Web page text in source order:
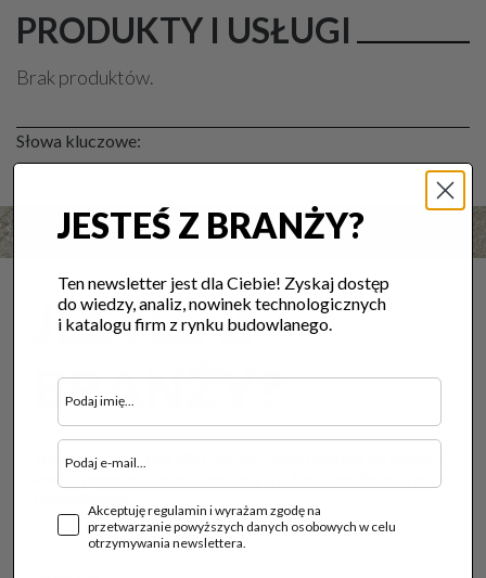
PRODUKTY I USŁUGI
Brak produktów.
Słowa kluczowe:
JESTEŚ Z
BRANŻY?
Ten newsletter jest dla Ciebie! Zyskaj dostęp do wiedzy,
JESTEŚ Z BRANŻY?
Ten newsletter jest dla Ciebie! Zyskaj dostęp
do wiedzy, analiz, nowinek technologicznych
i katalogu firm z rynku budowlanego.
Akceptuję regulamin i wyrażam zgodę na
przetwarzanie powyższych danych osobowych w celu
otrzymywania newslettera.